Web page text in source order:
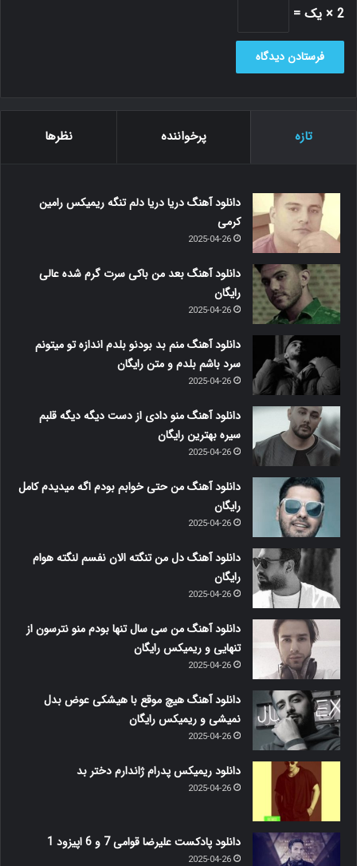
2 × یک =
تازه پرخواننده نظرها
دانلود آهنگ دریا دریا دلم تنگه ریمیکس رامین
کرمی
2025-04-26
دانلود آهنگ بعد من باکی سرت گرم شده عالی
رایگان
2025-04-26
دانلود آهنگ منم بد بودنو بلدم اندازه تو میتونم
سرد باشم بلدم و متن رایگان
2025-04-26
دانلود آهنگ منو دادی از دست دیگه دیگه قلبم
سیره بهترین رایگان
2025-04-26
دانلود آهنگ من حتی خوابم بودم اگه میدیدم کامل
رایگان
2025-04-26
دانلود آهنگ دل من تنگته الان نفسم لنگته هوام
رایگان
2025-04-26
دانلود آهنگ من سی سال تنها بودم منو نترسون از
تنهایی و ریمیکس رایگان
2025-04-26
دانلود آهنگ هیچ موقع با هیشکی عوض بدل
نمیشی و ریمیکس رایگان
2025-04-26
دانلود ریمیکس پدرام ژاندارم دختر بد
2025-04-26
دانلود پادکست علیرضا قوامی 7 و 6 اپیزود 1
2025-04-26